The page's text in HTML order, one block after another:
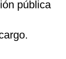
pública